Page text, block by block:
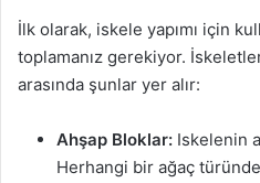
İlk olarak, iskele yapımı için
toplamanız gerekiyor.
arasında şunlar yer alır:
Ahşap Bloklar: Iskelenin
Herhangi bir ağaç